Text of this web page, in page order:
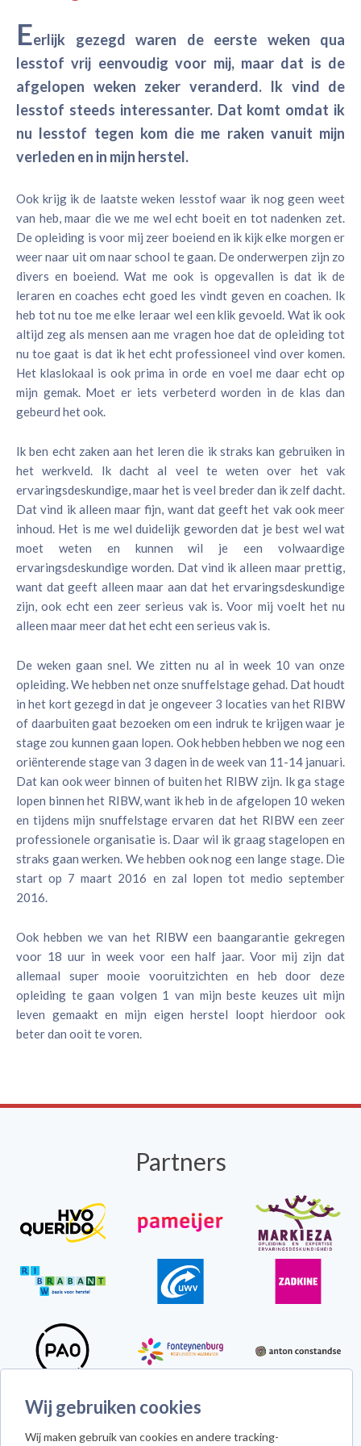
Wij gebruiken cookies
Wij maken gebruik van cookies en andere tracking-
Eerlijk gezegd waren de eerste weken qua
lesstof vrij eenvoudig voor mij, maar dat is de
afgelopen weken zeker veranderd. Ik vind de
lesstof steeds interessanter. Dat komt omdat ik
nu lesstof tegen kom die me raken vanuit mijn
verleden en in mijn herstel.
Ook krijg ik de laatste weken lesstof waar ik nog geen weet
van heb, maar die we me wel echt boeit en tot nadenken zet.
De opleiding is voor mij zeer boeiend en ik kijk elke morgen er
weer naar uit om naar school te gaan. De onderwerpen zijn zo
divers en boeiend. Wat me ook is opgevallen is dat ik de
leraren en coaches echt goed les vindt geven en coachen. Ik
heb tot nu toe me elke leraar wel een klik gevoeld. Wat ik ook
altijd zeg als mensen aan me vragen hoe dat de opleiding tot
nu toe gaat is dat ik het echt professioneel vind over komen.
Het klaslokaal is ook prima in orde en voel me daar echt op
mijn gemak. Moet er iets verbeterd worden in de klas dan
gebeurd het ook.
Ik ben echt zaken aan het leren die ik straks kan gebruiken in
het werkveld. Ik dacht al veel te weten over het vak
ervaringsdeskundige, maar het is veel breder dan ik zelf dacht.
Dat vind ik alleen maar fijn, want dat geeft het vak ook meer
inhoud. Het is me wel duidelijk geworden dat je best wel wat
moet weten en kunnen wil je een volwaardige
ervaringsdeskundige worden. Dat vind ik alleen maar prettig,
want dat geeft alleen maar aan dat het ervaringsdeskundige
zijn, ook echt een zeer serieus vak is. Voor mij voelt het nu
alleen maar meer dat het echt een serieus vak is.
De weken gaan snel. We zitten nu al in week 10 van onze
opleiding. We hebben net onze snuffelstage gehad. Dat houdt
in het kort gezegd in dat je ongeveer 3 locaties van het RIBW
of daarbuiten gaat bezoeken om een indruk te krijgen waar je
stage zou kunnen gaan lopen. Ook hebben hebben we nog een
oriënterende stage van 3 dagen in de week van 11-14 januari.
Dat kan ook weer binnen of buiten het RIBW zijn. Ik ga stage
lopen binnen het RIBW, want ik heb in de afgelopen 10 weken
en tijdens mijn snuffelstage ervaren dat het RIBW een zeer
professionele organisatie is. Daar wil ik graag stagelopen en
straks gaan werken. We hebben ook nog een lange stage. Die
start op 7 maart 2016 en zal lopen tot medio september
2016.
Ook hebben we van het RIBW een baangarantie gekregen
voor 18 uur in week voor een half jaar. Voor mij zijn dat
allemaal super mooie vooruitzichten en heb door deze
opleiding te gaan volgen 1 van mijn beste keuzes uit mijn
leven gemaakt en mijn eigen herstel loopt hierdoor ook
beter dan ooit te voren.
Partners
Howie the Harp